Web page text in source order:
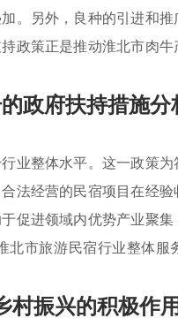
。另外，良种的引进和
政策正是推动淮北市肉
政府扶持措施分
业整体水平。这一政策
合法经营的民宿项目在经
促进领域内优势产业聚
市旅游民宿行业整体服
村振兴的积极作